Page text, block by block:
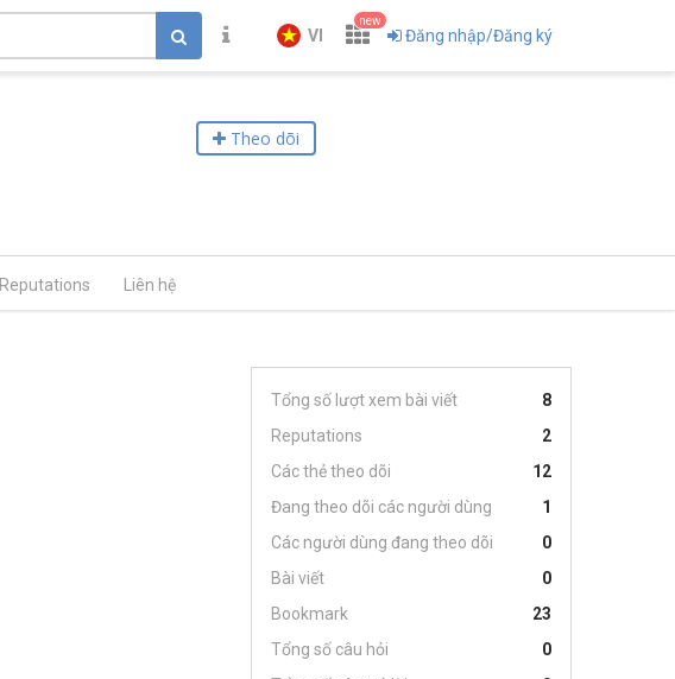
VI
new
Đăng nhập/Đăng ký
Theo dõi
Reputations Liên hệ
Tổng số lượt xem bài viết
8
Reputations
2
Các thẻ theo dõi
12
Đang theo dõi các người dùng
1
Các người dùng đang theo dõi
0
Bài viết
0
Bookmark
23
Tổng số câu hỏi
0